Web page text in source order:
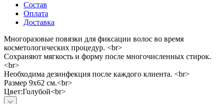
Состав
Оплата
Доставка
Многоразовые повязки для фиксации волос во время
косметологических процедур. <br>
Сохраняют мягкость и форму после многочисленных стирок.
<br>
Необходима дезинфекция после каждого клиента. <br>
Размер 9х62 см.<br>
Цвет:Голубой<br>